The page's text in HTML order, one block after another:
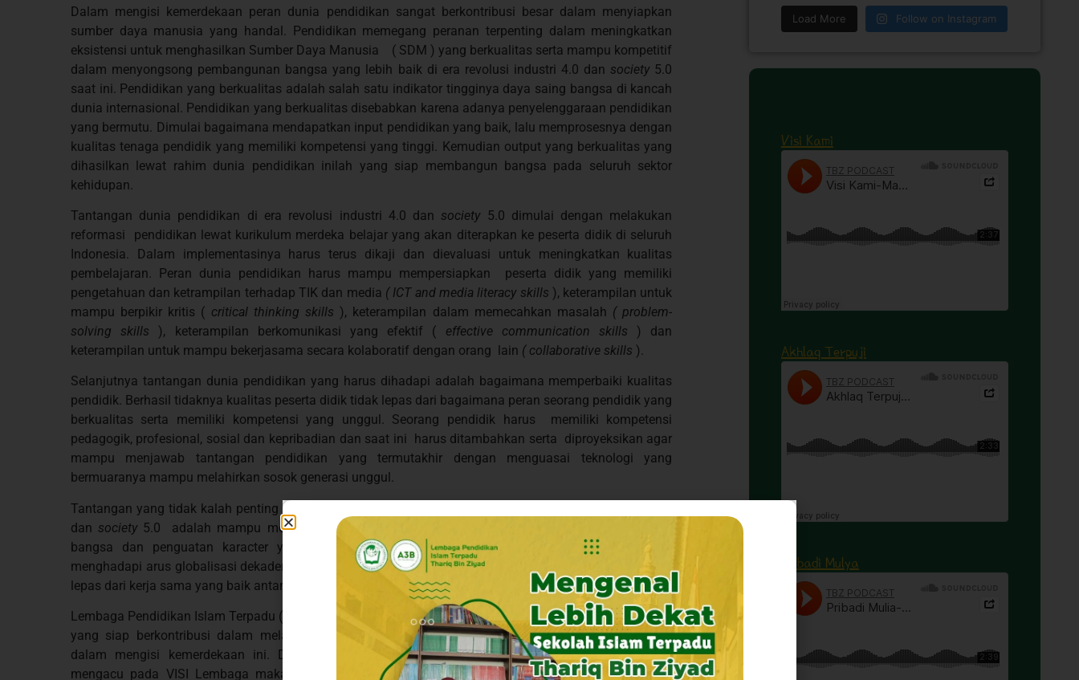
Dalam mengisi kemerdekaan peran dunia pendidikan sangat berkontribusi besar dalam menyiapkan
sumber daya manusia yang handal. Pendidikan memegang peranan terpenting dalam meningkatkan
eksistensi untuk menghasilkan Sumber Daya Manusia ( SDM ) yang berkualitas serta mampu kompetitif
dalam menyongsong pembangunan bangsa yang lebih baik di era revolusi industri 4.0 dan society5.0
saat ini. Pendidikan yang berkualitas adalah salah satu indikator tingginya daya saing bangsa di kancah
dunia internasional. Pendidikan yang berkualitas disebabkan karena adanya penyelenggaraan pendidikan
yang bermutu. Dimulai bagaimana mendapatkan input pendidikan yang baik, lalu memprosesnya dengan
kualitas tenaga pendidik yang memiliki kompetensi yang tinggi. Kemudian output yang berkualitas yang
dihasilkan lewat rahim dunia pendidikan inilah yang siap membangun bangsa pada seluruh sektor
kehidupan.
Tantangan dunia pendidikan di era revolusi industri 4.0 dan society5.0 dimulai dengan melakukan
reformasi pendidikan lewat kurikulum merdeka belajar yang akan diterapkan ke peserta didik di seluruh
Indonesia. Dalam implementasinya harus terus dikaji dan dievaluasi untuk meningkatkan kualitas
pembelajaran. Peran dunia pendidikan harus mampu mempersiapkan peserta didik yang memiliki
pengetahuan dan ketrampilan terhadap TIK dan media ( ICT and media literacy skills ), keterampilan untuk
mampu berpikir kritis ( critical thinking skills ), keterampilan dalam memecahkan masalah ( problem-
solving skills ), keterampilan berkomunikasi yang efektif ( effective communication skills ) dan
keterampilan untuk mampu bekerjasama secara kolaboratif dengan orang lain ( collaborative skills ).
Selanjutnya tantangan dunia pendidikan yang harus dihadapi adalah bagaimana memperbaiki kualitas
pendidik. Berhasil tidaknya kualitas peserta didik tidak lepas dari bagaimana peran seorang pendidik yang
berkualitas serta memiliki kompetensi yang unggul. Seorang pendidik harus memiliki kompetensi
pedagogik, profesional, sosial dan kepribadian dan saat ini harus ditambahkan serta diproyeksikan agar
mampu menjawab tantangan pendidikan yang termutakhir dengan menguasai teknologi yang
bermuaranya mampu melahirkan sosok generasi unggul.
Tantangan yang tidak kalah penting pada dunia pendidikan dalam menghadapi era revolusi industri 4.0
dan society5.0 adalah mampu membuat program penguatan akan nilai-nilai positif tentang budaya
bangsa dan penguatan karacter yang akhirnya menjadi akhlaq mulia bagi peserta didik dalam
menghadapi arus globalisasi dekadensi moral. Keberhasilan penguatan karacter pada peserta didik tidak
lepas dari kerja sama yang baik antara Lembaga Pendidikan, pendidik dan orang tua peserta didik.
Lembaga Pendidikan Islam Terpadu ( LPIT ) Thariq Bin Ziyad merupakan salah satu elemen anak bangsa
yang siap berkontribusi dalam melahirkan generasi unggul yang dibutuhkan oleh bangsa Indonesia
dalam mengisi kemerdekaan ini. Dengan melihat tantangan dunia Pendidikan masa depan serta
mengacu pada VISI Lembaga maka semua program kegiatan sekolah yang dilaksanakan bertujuan
Load More Follow on Instagram
Visi Kami
Akhlaq Terpuji
Pribadi Mulya